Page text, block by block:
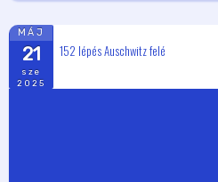
MÁJ
21
sze
2025
152 lépés Auschwitz felé